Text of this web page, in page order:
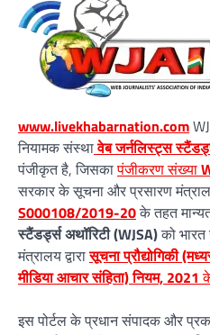
www.livekhabarnation.com
नियामक संस्थावेब जर्नलिस्ट्स
पंजीकृत है, जिसकापंजीकरण संख्या
सरकार के सूचना और प्रसारण
S000108/2019-20के तहत
स्टैंडर्ड्स अथॉरिटी (WJSA)को
मंत्रालय द्वारासूचना प्रौद्योगिकी
मीडिया आचार संहिता) नियम, 2021
इस पोर्टल के प्रधान संपादक और